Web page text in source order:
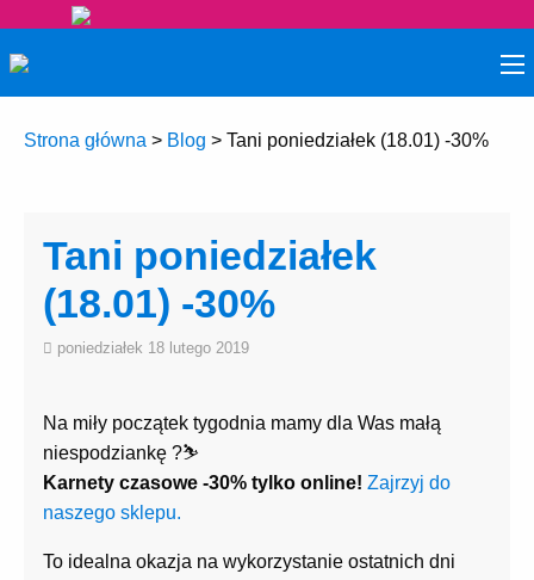
Strona główna > Blog > Tani poniedziałek (18.01) -30%
Tani poniedziałek
(18.01) -30%
poniedziałek 18 lutego 2019
Na miły początek tygodnia mamy dla Was małą
niespodziankę ?⛷
Karnety czasowe -30% tylko online! Zajrzyj do
naszego sklepu.
To idealna okazja na wykorzystanie ostatnich dni